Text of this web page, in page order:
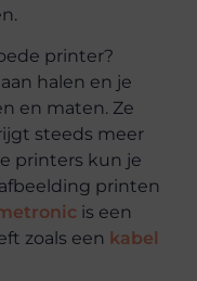
printer?
halen en je
en maten. Ze
steeds meer
printers kun je
printen
is een
zoals een kabel